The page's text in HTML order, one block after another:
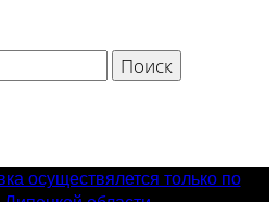
осуществялется только по